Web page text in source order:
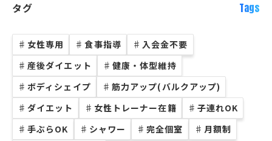
タグ Tags
♯ 女性専用 ♯ 食事指導 ♯ 入会金不要
♯ 産後ダイエット ♯ 健康・体型維持
♯ ボディシェイプ ♯ 筋力アップ(バルクアップ)
♯ ダイエット ♯ 女性トレーナー在籍 ♯ 子連れOK
♯ 手ぶらOK ♯ シャワー ♯ 完全個室 ♯ 月額制